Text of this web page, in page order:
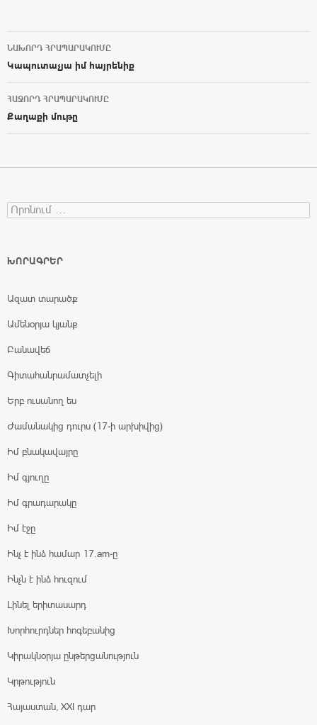
Post navigation
ՆԱԽՈՐԴ ՀՐԱՊԱՐԱԿՈՒՄԸ
Կապուտաչյա իմ հայրենիք
ՀԱՋՈՐԴ ՀՐԱՊԱՐԱԿՈՒՄԸ
Քաղաքի մութը
Search for:
ԽՈՐԱԳՐԵՐ
Ազատ տարածք
Ամենօրյա կյանք
Բանավեճ
Գիտահանրամատչելի
Երբ ուսանող ես
Ժամանակից դուրս (17-ի արխիվից)
Իմ բնակավայրը
Իմ գյուղը
Իմ գրադարակը
Իմ էջը
Ինչ է ինձ համար 17.am-ը
Ինչն է ինձ հուզում
Լինել երիտասարդ
Խորհուրդներ հոգեբանից
Կիրակնօրյա ընթերցանություն
Կրթություն
Հայաստան, XXI դար